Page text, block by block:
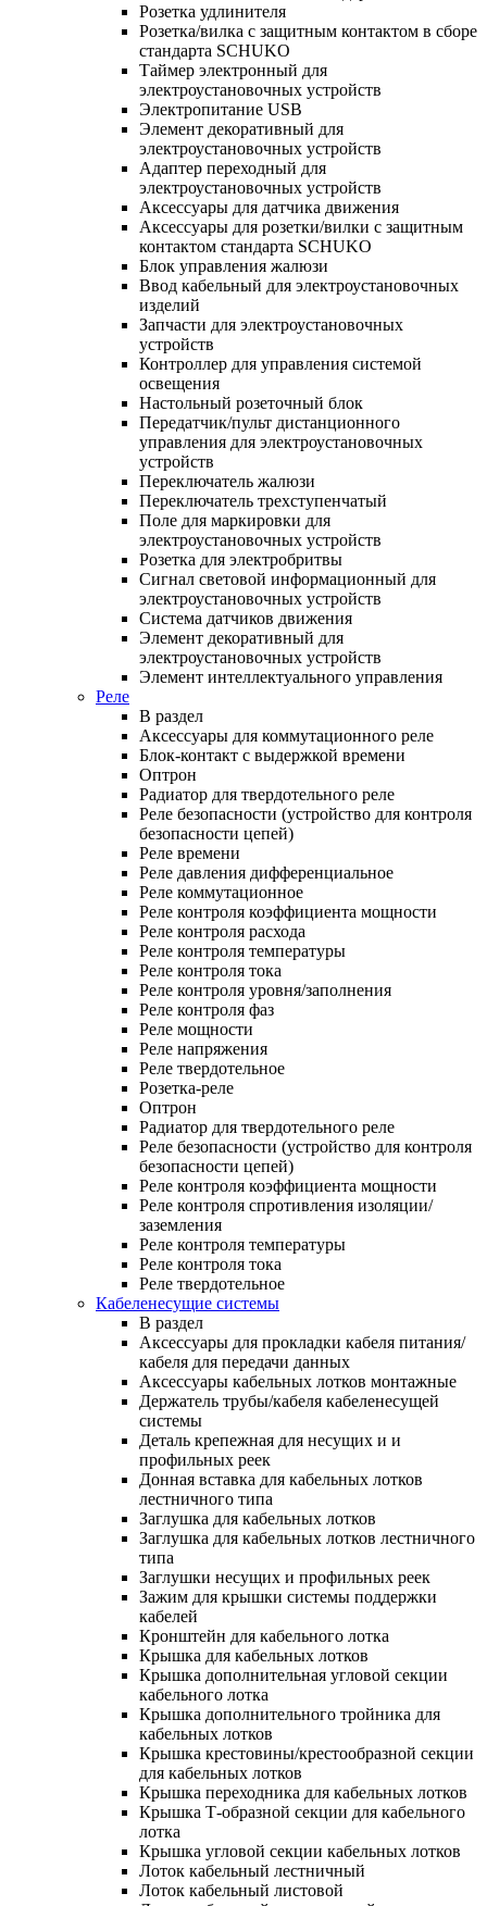
Розетка удлинителя
Розетка/вилка с защитным контактом в сборе
стандарта SCHUKO
Таймер электронный для
электроустановочных устройств
Электропитание USB
Элемент декоративный для
электроустановочных устройств
Адаптер переходный для
электроустановочных устройств
Аксессуары для датчика движения
Аксессуары для розетки/вилки с защитным
контактом стандарта SCHUKO
Блок управления жалюзи
Ввод кабельный для электроустановочных
изделий
Запчасти для электроустановочных
устройств
Контроллер для управления системой
освещения
Настольный розеточный блок
Передатчик/пульт дистанционного
управления для электроустановочных
устройств
Переключатель жалюзи
Переключатель трехступенчатый
Поле для маркировки для
электроустановочных устройств
Розетка для электробритвы
Сигнал световой информационный для
электроустановочных устройств
Система датчиков движения
Элемент декоративный для
электроустановочных устройств
Элемент интеллектуального управления
Реле
В раздел
Аксессуары для коммутационного реле
Блок-контакт с выдержкой времени
Оптрон
Радиатор для твердотельного реле
Реле безопасности (устройство для контроля
безопасности цепей)
Реле времени
Реле давления дифференциальное
Реле коммутационное
Реле контроля коэффициента мощности
Реле контроля расхода
Реле контроля температуры
Реле контроля тока
Реле контроля уровня/заполнения
Реле контроля фаз
Реле мощности
Реле напряжения
Реле твердотельное
Розетка-реле
Оптрон
Радиатор для твердотельного реле
Реле безопасности (устройство для контроля
безопасности цепей)
Реле контроля коэффициента мощности
Реле контроля спротивления изоляции/
заземления
Реле контроля температуры
Реле контроля тока
Реле твердотельное
Кабеленесущие системы
В раздел
Аксессуары для прокладки кабеля питания/
кабеля для передачи данных
Аксессуары кабельных лотков монтажные
Держатель трубы/кабеля кабеленесущей
системы
Деталь крепежная для несущих и и
профильных реек
Донная вставка для кабельных лотков
лестничного типа
Заглушка для кабельных лотков
Заглушка для кабельных лотков лестничного
типа
Заглушки несущих и профильных реек
Зажим для крышки системы поддержки
кабелей
Кронштейн для кабельного лотка
Крышка для кабельных лотков
Крышка дополнительная угловой секции
кабельного лотка
Крышка дополнительного тройника для
кабельных лотков
Крышка крестовины/крестообразной секции
для кабельных лотков
Крышка переходника для кабельных лотков
Крышка Т-образной секции для кабельного
лотка
Крышка угловой секции кабельных лотков
Лоток кабельный лестничный
Лоток кабельный листовой